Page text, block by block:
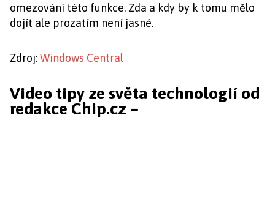
omezování této funkce. Zda a kdy by k tomu mělo
dojít ale prozatím není jasné.
Zdroj:Windows Central
Video tipy ze světa technologií od
redakce Chip.cz –